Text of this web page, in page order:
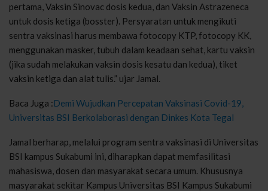
pertama, Vaksin Sinovac dosis kedua, dan Vaksin Astrazeneca
untuk dosis ketiga (bosster). Persyaratan untuk mengikuti
sentra vaksinasi harus membawa fotocopy KTP, fotocopy KK,
menggunakan masker, tubuh dalam keadaan sehat, kartu vaksin
(jika sudah melakukan vaksin dosis kesatu dan kedua), tiket
vaksin ketiga dan alat tulis.” ujar Jamal.
Baca Juga :Demi Wujudkan Percepatan Vaksinasi Covid-19,
Universitas BSI Berkolaborasi dengan Dinkes Kota Tegal
Jamal berharap, melalui program sentra vaksinasi di Universitas
BSI kampus Sukabumi ini, diharapkan dapat memfasilitasi
mahasiswa, dosen dan masyarakat secara umum. Khususnya
masyarakat sekitar Kampus Universitas BSI Kampus Sukabumi